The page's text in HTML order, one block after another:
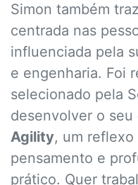
Simon também
centrada nas
influenciada pela
e engenharia. Foi
selecionado pela
desenvolver o seu
Agility, um reflexo
pensamento e
prático. Quer